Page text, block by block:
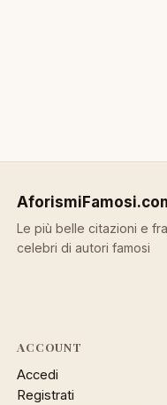
AforismiFamosi
Le più belle citazioni e
celebri di autori famosi
ACCOUNT
Accedi
Registrati